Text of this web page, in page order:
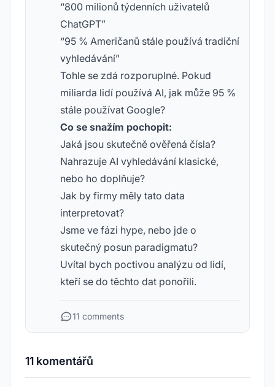
“800 milionů týdenních uživatelů
ChatGPT”
“95 % Američanů stále používá tradiční
vyhledávání”
Tohle se zdá rozporuplné. Pokud
miliarda lidí používá AI, jak může 95 %
stále používat Google?
Co se snažím pochopit:
Jaká jsou skutečně ověřená čísla?
Nahrazuje AI vyhledávání klasické,
nebo ho doplňuje?
Jak by firmy měly tato data
interpretovat?
Jsme ve fázi hype, nebo jde o
skutečný posun paradigmatu?
Uvítal bych poctivou analýzu od lidí,
kteří se do těchto dat ponořili.
11 comments
11 komentářů